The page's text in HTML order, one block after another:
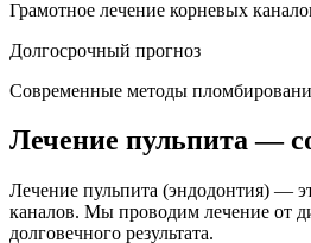
Грамотное лечение корневых
Долгосрочный прогноз
Современные методы
Лечение пульпита —
Лечение пульпита (эндодонтия) —
каналов. Мы проводим лечение от
долговечного результата.